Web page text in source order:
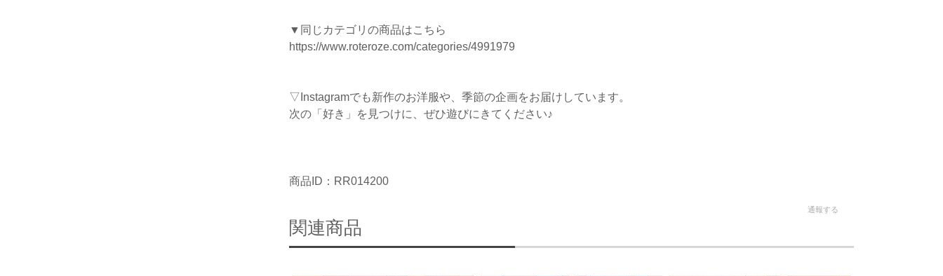
▼同じカテゴリの商品はこちら
https://www.roteroze.com/categories/4991979
▽Instagramでも新作のお洋服や、季節の企画をお届けしています。
次の「好き」を見つけに、ぜひ遊びにきてください♪
商品ID：RR014200
通報する
関連商品